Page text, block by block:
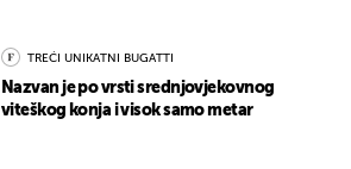
TREĆI UNIKATNI BUGATTI
Nazvan je po vrsti srednjovjekovnog
viteškog konja i visok samo metar